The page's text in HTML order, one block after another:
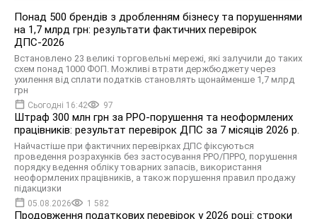
Понад 500 брендів з дробленням бізнесу та порушеннями
на 1,7 млрд грн: результати фактичних перевірок
ДПС-2026
Встановлено 23 великі торговельні мережі, які залучили до таких
схем понад 1000 ФОП. Можливі втрати держбюджету через
ухилення від сплати податків становлять щонайменше 1,7 млрд
грн
Сьогодні 16:42 97
Штраф 300 млн грн за РРО-порушення та неоформлених
працівників: результат перевірок ДПС за 7 місяців 2026 р.
Найчастіше при фактичних перевірках ДПС фіксуються
проведення розрахунків без застосування РРО/ПРРО, порушення
порядку ведення обліку товарних запасів, використання
неоформлених працівників, а також порушення правил продажу
підакцизки
05.08.2026 1 582
Продовження податкових перевірок у 2026 році: строки